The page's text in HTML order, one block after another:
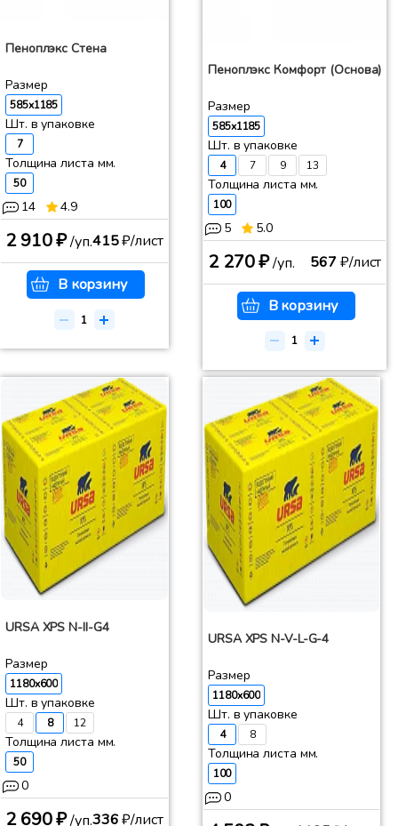
Пеноплэкс Стена
Размер
585x1185
Шт. в упаковке
7
Толщина листа мм.
50
14 4.9
2 910 ₽/уп.415₽/лист
В корзину
Пеноплэкс Комфорт (Основа)
Размер
585x1185
Шт. в упаковке
4 7 9 13
Толщина листа мм.
100
5 5.0
2 270 ₽/уп. 567₽/лист
В корзину
URSA XPS N-II-G4
Размер
1180x600
Шт. в упаковке
4 8 12
Толщина листа мм.
50
0
2 690 ₽/уп.336₽/лист
URSA XPS N-V-L-G-4
Размер
1180x600
Шт. в упаковке
4 8
Толщина листа мм.
100
0